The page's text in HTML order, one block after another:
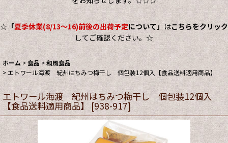
☆「夏季休業(8/13～16)前後の出荷予定について」はこちらをクリック
してご確認ください。☆
ホーム >食品 >和風食品
>エトワール海渡 紀州はちみつ梅干し 個包装12個入【食品送料適用商品】
エトワール海渡 紀州はちみつ梅干し 個包装12個入
【食品送料適用商品】 [938-917]